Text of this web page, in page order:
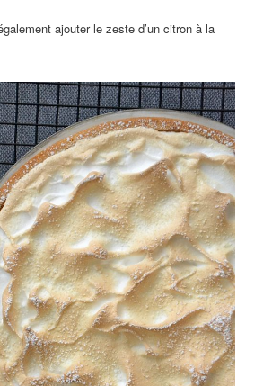
ajouter le zeste d’un citron à la